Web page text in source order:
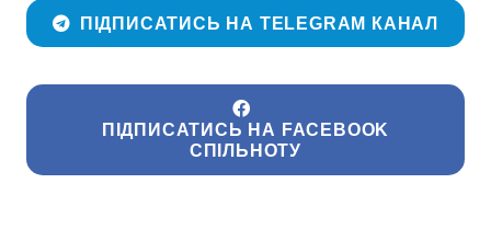
ПІДПИСАТИСЬ НА TELEGRAM КАНАЛ
ПІДПИСАТИСЬ НА FACEBOOK
СПІЛЬНОТУ